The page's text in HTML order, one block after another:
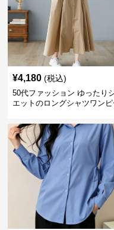
¥4,180 (税込)
50代ファッション ゆったり
エットのロングシャツワンピ